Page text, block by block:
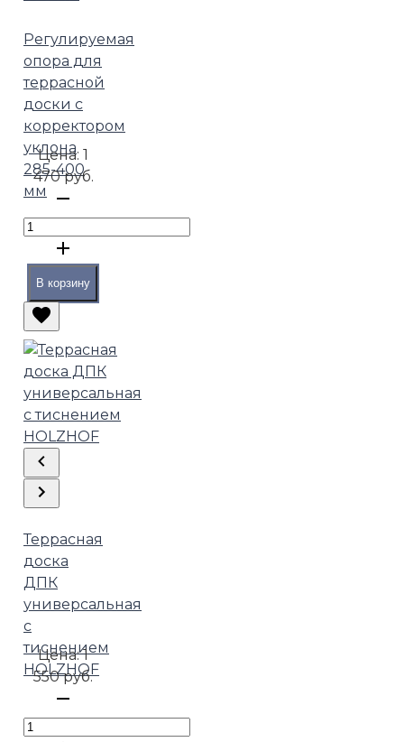
Регулируемая
опора для
террасной
доски с
корректором
уклона
285-400
мм
Цена:1
470 руб.
В корзину
Террасная
доска
ДПК
универсальная
с
тиснением
HOLZHOF
Цена:1
550 руб.